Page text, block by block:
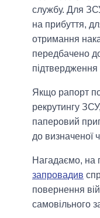
службу. Для
на прибуття,
отримання
передбачено
Якщо рапорт
рекрутингу
паперовий
до визначеної
Нагадаємо, на
запровадив
повернення
самовільного